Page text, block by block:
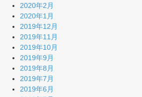
2020年2月
2020年1月
2019年12月
2019年11月
2019年10月
2019年9月
2019年8月
2019年7月
2019年6月